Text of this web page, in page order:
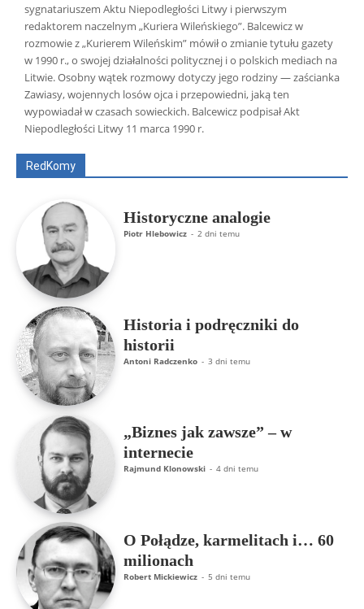
sygnatariuszem Aktu Niepodległości Litwy i pierwszym
redaktorem naczelnym „Kuriera Wileńskiego”. Balcewicz w
rozmowie z „Kurierem Wileńskim” mówił o zmianie tytułu gazety
w 1990 r., o swojej działalności politycznej i o polskich mediach na
Litwie. Osobny wątek rozmowy dotyczy jego rodziny — zaścianka
Zawiasy, wojennych losów ojca i przepowiedni, jaką ten
wypowiadał w czasach sowieckich. Balcewicz podpisał Akt
Niepodległości Litwy 11 marca 1990 r.
RedKomy
Wszyscy Aleksander Borowik
Antoni Radczenko
Artur Płokszto
Grzegorz Górny
ks. Jarosław Wąsowicz SDB
Historyczne analogie
Piotr Hlebowicz - 2 dni temu
Historia i podręczniki do
historii
Antoni Radczenko - 3 dni temu
„Biznes jak zawsze” – w
internecie
Rajmund Klonowski - 4 dni temu
O Połądze, karmelitach i… 60
milionach
Robert Mickiewicz - 5 dni temu